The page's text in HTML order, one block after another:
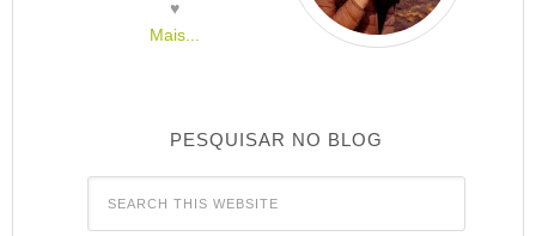
♥
Mais...
PESQUISAR NO BLOG